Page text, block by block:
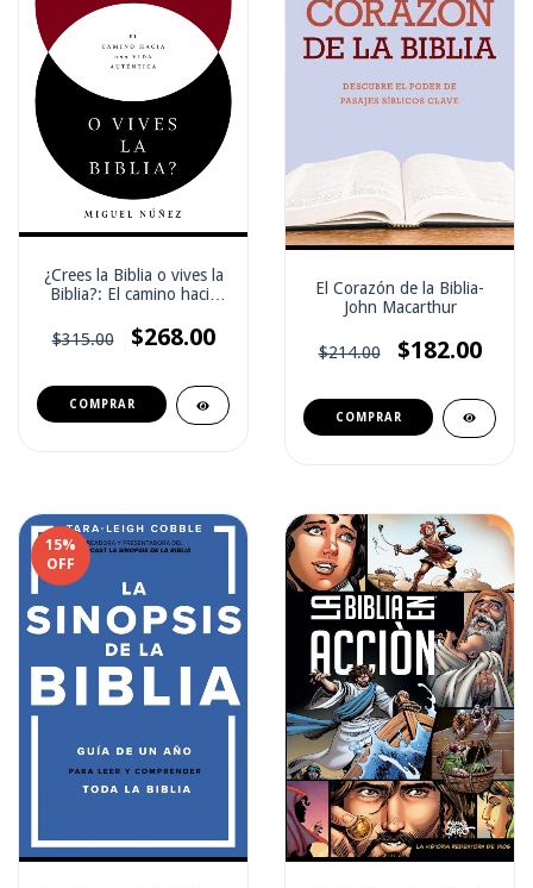
¿Crees la Biblia o vives la
Biblia?: El camino hacia
$315.00
$268.00
El Corazón de la Biblia-
John Macarthur
$214.00 $182.00
15%
OFF